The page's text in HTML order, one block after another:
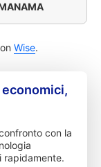
Wise.
economici,
con la
rapidamente.